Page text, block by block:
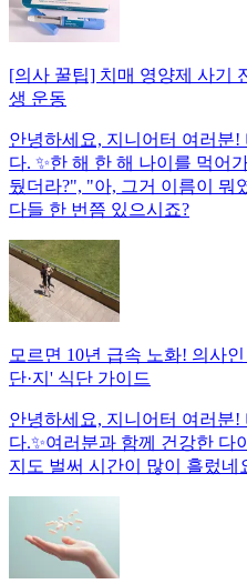
[의사 꿀팁] 치매 영양제 사기
생 운동
안녕하세요, 지니어터 여러분!
다. ✨한 해 한 해 나이를 먹어
뒀더라?", "아, 그거 이름이 뭐
다들 한 번쯤 있으시죠?
모르면 10년 급속 노화! 의사
단·지' 식단 가이드
안녕하세요, 지니어터 여러분!
다.✨여러분과 함께 건강한 다
지도 벌써 시간이 많이 흘렀네